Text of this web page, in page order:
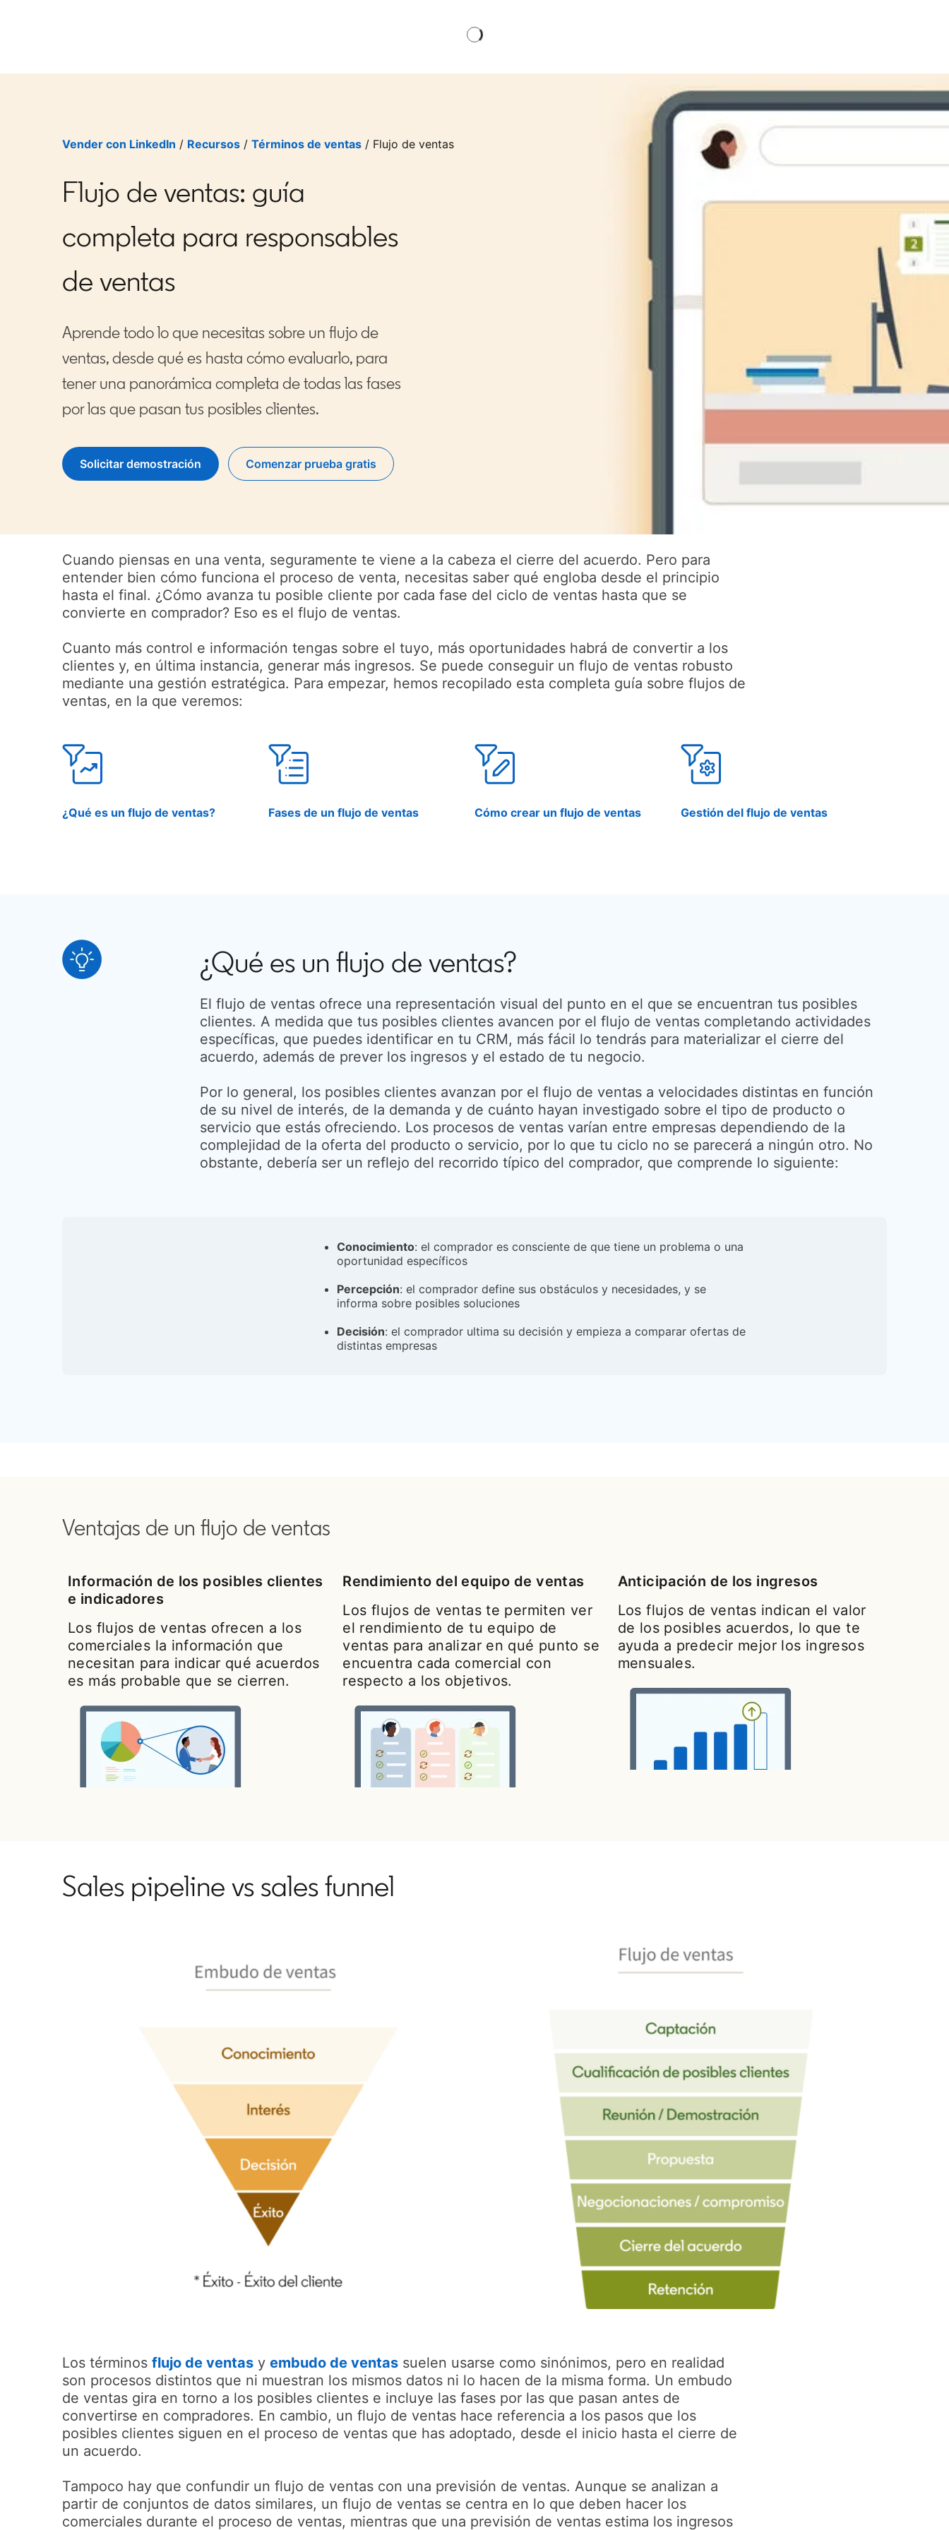
Vender con LinkedIn / Recursos / Términos de ventas / Flujo de ventas
Flujo de ventas: guía
completa para responsables
de ventas
Aprende todo lo que necesitas sobre un flujo de
ventas, desde qué es hasta cómo evaluarlo, para
tener una panorámica completa de todas las fases
por las que pasan tus posibles clientes.
Solicitar demostración Comenzar prueba gratis
opens in a new tab
Cuando piensas en una venta, seguramente te viene a la cabeza el cierre del acuerdo. Pero para
entender bien cómo funciona el proceso de venta, necesitas saber qué engloba desde el principio
hasta el final. ¿Cómo avanza tu posible cliente por cada fase del ciclo de ventas hasta que se
convierte en comprador? Eso es el flujo de ventas.
Cuanto más control e información tengas sobre el tuyo, más oportunidades habrá de convertir a los
clientes y, en última instancia, generar más ingresos. Se puede conseguir un flujo de ventas robusto
mediante una gestión estratégica. Para empezar, hemos recopilado esta completa guía sobre flujos de
ventas, en la que veremos:
¿Qué es un flujo de ventas? Fases de un flujo de ventas Cómo crear un flujo de ventas Gestión del flujo de ventas
¿Qué es un flujo de ventas?
El flujo de ventas ofrece una representación visual del punto en el que se encuentran tus posibles
clientes. A medida que tus posibles clientes avancen por el flujo de ventas completando actividades
específicas, que puedes identificar en tu CRM, más fácil lo tendrás para materializar el cierre del
acuerdo, además de prever los ingresos y el estado de tu negocio.
Por lo general, los posibles clientes avanzan por el flujo de ventas a velocidades distintas en función
de su nivel de interés, de la demanda y de cuánto hayan investigado sobre el tipo de producto o
servicio que estás ofreciendo. Los procesos de ventas varían entre empresas dependiendo de la
complejidad de la oferta del producto o servicio, por lo que tu ciclo no se parecerá a ningún otro. No
obstante, debería ser un reflejo del recorrido típico del comprador, que comprende lo siguiente:
Conocimiento: el comprador es consciente de que tiene un problema o una
oportunidad específicos
Percepción: el comprador define sus obstáculos y necesidades, y se
informa sobre posibles soluciones
Decisión: el comprador ultima su decisión y empieza a comparar ofertas de
distintas empresas
Ventajas de un flujo de ventas
Información de los posibles clientes
e indicadores
Los flujos de ventas ofrecen a los
comerciales la información que
necesitan para indicar qué acuerdos
es más probable que se cierren.
Rendimiento del equipo de ventas
Los flujos de ventas te permiten ver
el rendimiento de tu equipo de
ventas para analizar en qué punto se
encuentra cada comercial con
respecto a los objetivos.
Anticipación de los ingresos
Los flujos de ventas indican el valor
de los posibles acuerdos, lo que te
ayuda a predecir mejor los ingresos
mensuales.
Sales pipeline vs sales funnel
Los términos flujo de ventas opens in a new tab
y embudo de ventas suelen usarse como sinónimos, pero en realidad
son procesos distintos que ni muestran los mismos datos ni lo hacen de la misma forma. Un embudo
de ventas gira en torno a los posibles clientes e incluye las fases por las que pasan antes de
convertirse en compradores. En cambio, un flujo de ventas hace referencia a los pasos que los
posibles clientes siguen en el proceso de ventas que has adoptado, desde el inicio hasta el cierre de
un acuerdo.
Tampoco hay que confundir un flujo de ventas con una previsión de ventas. Aunque se analizan a
partir de conjuntos de datos similares, un flujo de ventas se centra en lo que deben hacer los
comerciales durante el proceso de ventas, mientras que una previsión de ventas estima los ingresos